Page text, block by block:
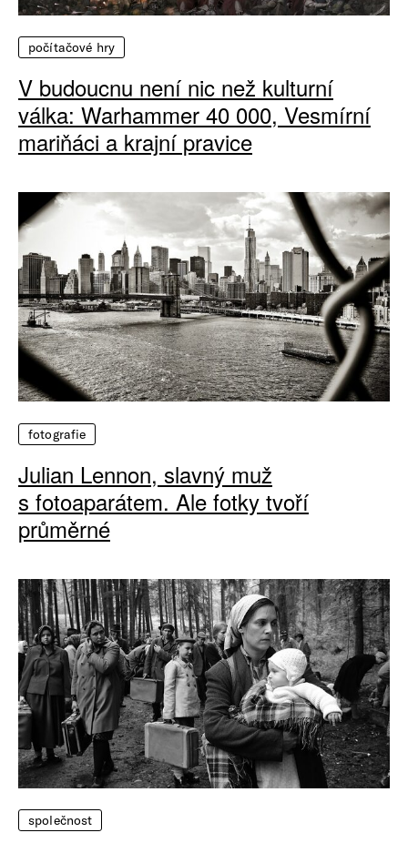
počítačové hry
V budoucnu není nic než kulturní
válka: Warhammer 40 000, Vesmírní
mariňáci a krajní pravice
fotografie
Julian Lennon, slavný muž
s fotoaparátem. Ale fotky tvoří
průměrné
společnost